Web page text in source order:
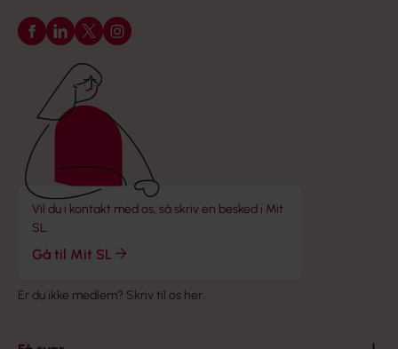
Følg os på Facebook
Følg os på LinkedIn
Følg os på X
Følg os på Instagram
Vil du i kontakt med os, så skriv en besked i Mit
SL.
Gå til Mit SL
Er du ikke medlem? Skriv til os her.